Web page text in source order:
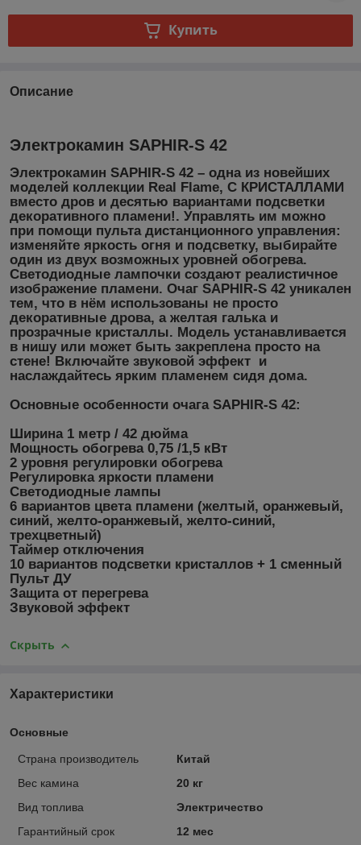
Купить
Описание
Электрокамин SAPHIR-S 42
Электрокамин SAPHIR-S 42 – одна из новейших
моделей коллекции Real Flame, С КРИСТАЛЛАМИ
вместо дров и десятью вариантами подсветки
декоративного пламени!. Управлять им можно
при помощи пульта дистанционного управления:
изменяйте яркость огня и подсветку, выбирайте
один из двух возможных уровней обогрева.
Светодиодные лампочки создают реалистичное
изображение пламени. Очаг SAPHIR-S 42 уникален
тем, что в нём использованы не просто
декоративные дрова, а желтая галька и
прозрачные кристаллы. Модель устанавливается
в нишу или может быть закреплена просто на
стене! Включайте звуковой эффект и
наслаждайтесь ярким пламенем сидя дома.
Основные особенности очага SAPHIR-S 42:
Ширина 1 метр / 42 дюйма
Мощность обогрева 0,75 /1,5 кВт
2 уровня регулировки обогрева
Регулировка яркости пламени
Светодиодные лампы
6 вариантов цвета пламени (желтый, оранжевый,
синий, желто-оранжевый, желто-синий,
трехцветный)
Таймер отключения
10 вариантов подсветки кристаллов + 1 сменный
Пульт ДУ
Защита от перегрева
Звуковой эффект
Скрыть
Характеристики
Основные
Страна производитель
Китай
Вес камина
20 кг
Вид топлива
Электричество
Гарантийный срок
12 мес